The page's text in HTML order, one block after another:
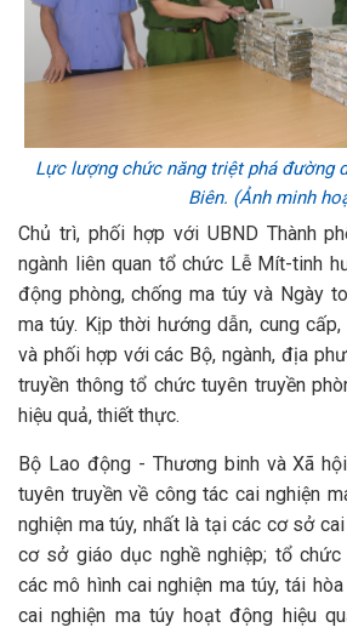
Lực lượng chức năng triệt phá đường
Biên. (Ảnh minh
Chủ trì, phối hợp với UBND Thành
ngành liên quan tổ chức Lễ Mít-tinh
động phòng, chống ma túy và Ngày
ma túy. Kịp thời hướng dẫn, cung
và phối hợp với các Bộ, ngành, địa
truyền thông tổ chức tuyên truyền
hiệu quả, thiết thực.
Bộ Lao động - Thương binh và Xã
tuyên truyền về công tác cai nghiện
nghiện ma túy, nhất là tại các cơ sở
cơ sở giáo dục nghề nghiệp; tổ chức
các mô hình cai nghiện ma túy, tái
cai nghiện ma túy hoạt động hiệu